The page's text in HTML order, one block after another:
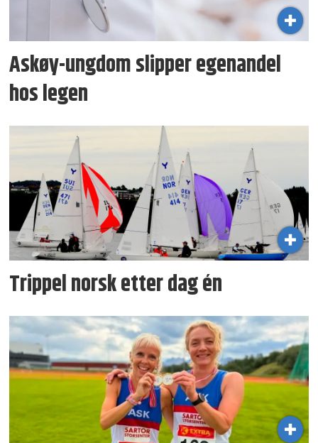
Askøy-ungdom slipper egenandel
hos legen
Trippel norsk etter dag én